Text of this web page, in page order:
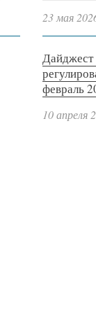
23 мая
Дайджест
февраль
10 апреля